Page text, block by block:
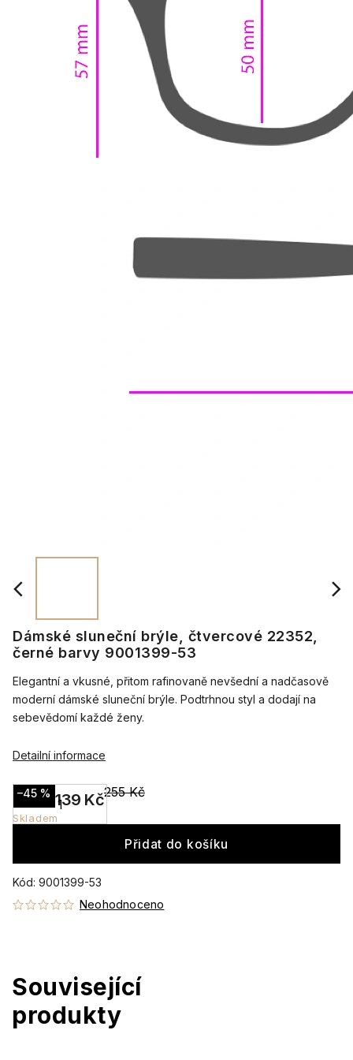
Dámské sluneční brýle, čtvercové 22352,
černé barvy 9001399-53
Neohodnoceno
Kód: 9001399-53
255 Kč
–45 % 139 Kč
Skladem
Přidat do košíku
Elegantní a vkusné, přitom rafinovaně nevšední a nadčasově
moderní dámské sluneční brýle. Podtrhnou styl a dodají na
sebevědomí každé ženy.
Detailní informace
Související
produkty